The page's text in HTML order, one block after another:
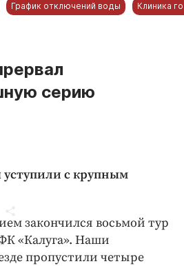
и ЖКХ
График отключений воды Клиника
серию
с крупным
закончился восьмой тур
«Калуга». Наши
пропустили четыре